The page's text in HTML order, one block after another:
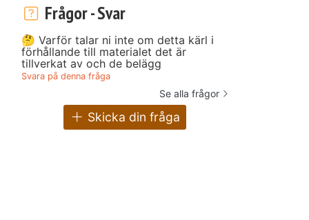
Frågor - Svar
🤔 Varför talar ni inte om detta kärl i
förhållande till materialet det är
tillverkat av och de belägg
Svara på denna fråga
Se alla frågor
Skicka din fråga